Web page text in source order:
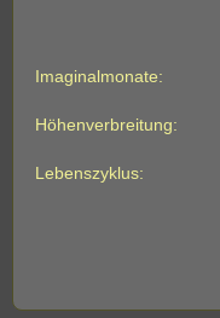
Imaginalmonate:
Höhenverbreitung:
Lebenszyklus: